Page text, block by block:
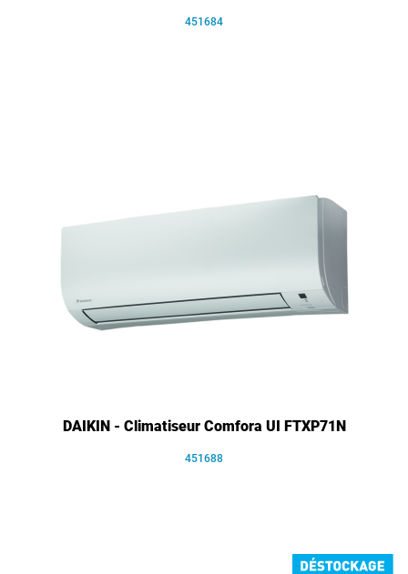
451684
DAIKIN - Climatiseur Comfora UI FTXP71N
451688